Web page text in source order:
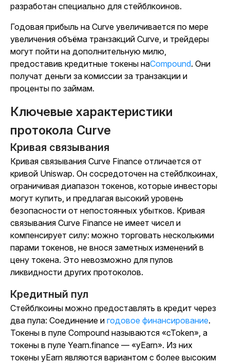
разработан специально для стейблкоинов.
Годовая прибыль на Curve увеличивается по мере
увеличения объёма транзакций Curve, и трейдеры
могут пойти на дополнительную милю,
предоставив кредитные токены наCompound. Они
получат деньги за комиссии за транзакции и
проценты по займам.
Ключевые характеристики
протокола Curve
Кривая связывания
Кривая связывания Curve Finance отличается от
кривой Uniswap. Он сосредоточен на стейблкоинах,
ограничивая диапазон токенов, которые инвесторы
могут купить, и предлагая высокий уровень
безопасности от непостоянных убытков. Кривая
связывания Curve Finance не имеет чисел и
компенсирует силу: можно торговать несколькими
парами токенов, не внося заметных изменений в
цену токена. Это невозможно для пулов
ликвидности других протоколов.
Кредитный пул
Стейблкоины можно предоставлять в кредит через
два пула: Соединение и годовое финансирование.
Токены в пуле Compound называются «cToken», а
токены в пуле Yearn.finance — «yEarn». Из них
токены yEarn являются вариантом с более высоким